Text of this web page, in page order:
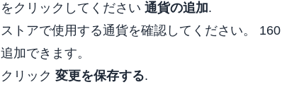
をクリックしてください 通貨の追加.
ストアで使用する通貨を確認してください。
追加できます。
クリック 変更を保存する.